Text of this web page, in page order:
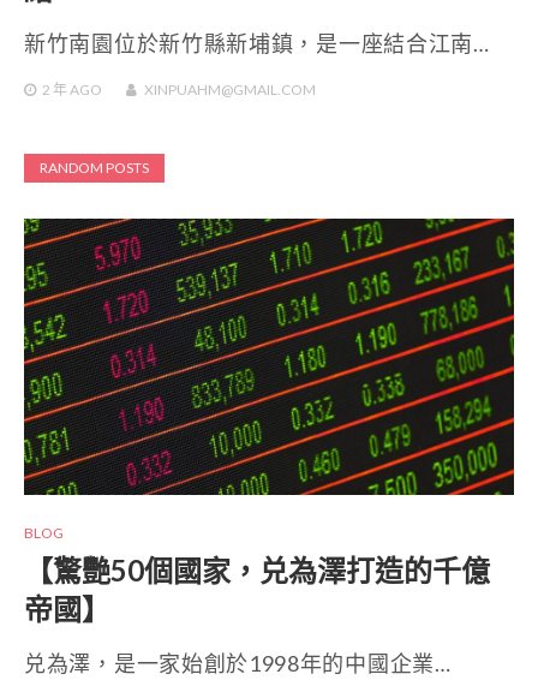
新竹南園位於新竹縣新埔鎮，是一座結合江南…
2 年 AGO XINPUAHM@GMAIL.COM
RANDOM POSTS
BLOG
【驚艷50個國家，兑為澤打造的千億
帝國】
兑為澤，是一家始創於1998年的中國企業…